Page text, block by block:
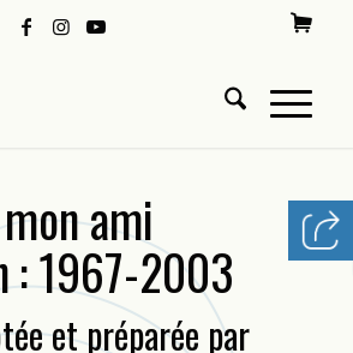
ami
: 1967-2003
et préparée par